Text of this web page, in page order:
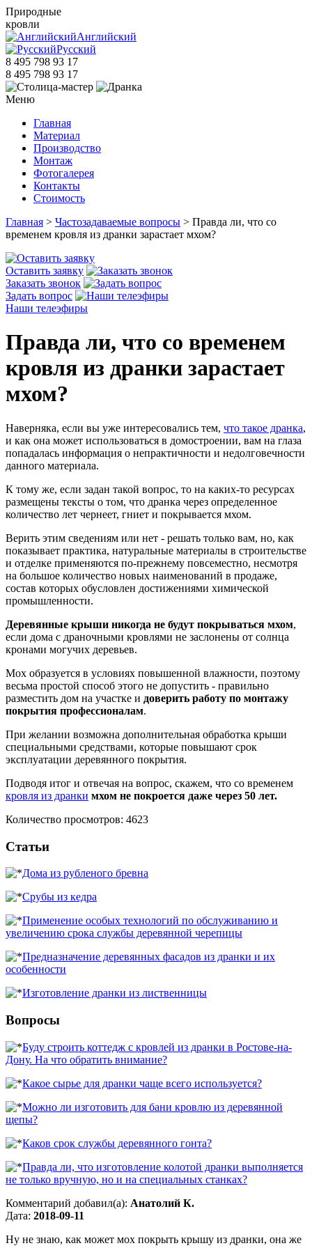
Природные
кровли
Английский
Русский
8 495 798 93 17
8 495 798 93 17
Меню
Главная
Материал
Производство
Монтаж
Фотогалерея
Контакты
Стоимость
Главная > Частозадаваемые вопросы > Правда ли, что со
временем кровля из дранки зарастает мхом?
Оставить заявку
Заказать звонок
Задать вопрос
Наши телеэфиры
Правда ли, что со временем
кровля из дранки зарастает
мхом?
Наверняка, если вы уже интересовались тем, что такое дранка,
и как она может использоваться в домостроении, вам на глаза
попадалась информация о непрактичности и недолговечности
данного материала.
К тому же, если задан такой вопрос, то на каких-то ресурсах
размещены тексты о том, что дранка через определенное
количество лет чернеет, гниет и покрывается мхом.
Верить этим сведениям или нет - решать только вам, но, как
показывает практика, натуральные материалы в строительстве
и отделке применяются по-прежнему повсеместно, несмотря
на большое количество новых наименований в продаже,
состав которых обусловлен достижениями химической
промышленности.
Деревянные крыши никогда не будут покрываться мхом,
если дома с драночными кровлями не заслонены от солнца
кронами могучих деревьев.
Мох образуется в условиях повышенной влажности, поэтому
весьма простой способ этого не допустить - правильно
разместить дом на участке и доверить работу по монтажу
покрытия профессионалам.
При желании возможна дополнительная обработка крыши
специальными средствами, которые повышают срок
эксплуатации деревянного покрытия.
Подводя итог и отвечая на вопрос, скажем, что со временем
кровля из дранки мхом не покроется даже через 50 лет.
Количество просмотров: 4623
Статьи
Дома из рубленого бревна
Срубы из кедра
Применение особых технологий по обслуживанию и
увеличению срока службы деревянной черепицы
Предназначение деревянных фасадов из дранки и их
особенности
Изготовление дранки из лиственницы
Вопросы
Буду строить коттедж с кровлей из дранки в Ростове-на-
Дону. На что обратить внимание?
Какое сырье для дранки чаще всего используется?
Можно ли изготовить для бани кровлю из деревянной
щепы?
Каков срок службы деревянного гонта?
Правда ли, что изготовление колотой дранки выполняется
не только вручную, но и на специальных станках?
Комментарий добавил(а): Анатолий К.
Дата: 2018-09-11
Ну не знаю, как может мох покрыть крышу из дранки, она же